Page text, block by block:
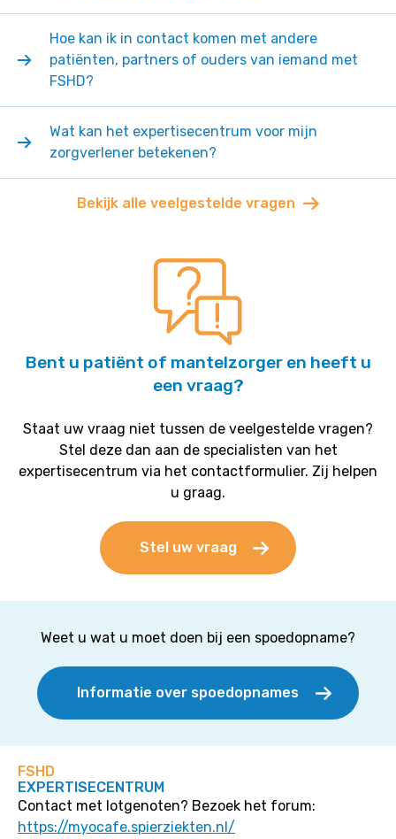
Hoe kan ik in contact komen met andere
patiënten, partners of ouders van iemand met
FSHD?
Wat kan het expertisecentrum voor mijn
zorgverlener betekenen?
Bekijk alle veelgestelde vragen
Bent u patiënt of mantelzorger en heeft u
een vraag?
Staat uw vraag niet tussen de veelgestelde vragen?
Stel deze dan aan de specialisten van het
expertisecentrum via het contactformulier. Zij helpen
u graag.
Stel uw vraag
Weet u wat u moet doen bij een spoedopname?
Informatie over spoedopnames
FSHD
EXPERTISECENTRUM
Contact met lotgenoten? Bezoek het forum:
https://myocafe.spierziekten.nl/